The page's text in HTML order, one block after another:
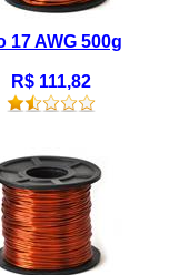
17 AWG 500g
R$ 111,82